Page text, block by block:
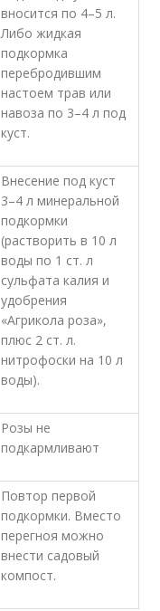
вносится по 4–5 л.
Либо жидкая
подкормка
перебродившим
настоем трав или
навоза по 3–4 л под
куст.
Внесение под куст
3–4 л минеральной
подкормки
(растворить в 10 л
воды по 1 ст. л
сульфата калия и
удобрения
«Агрикола роза»,
плюс 2 ст. л.
нитрофоски на 10 л
воды).
Розы не
подкармливают
Повтор первой
подкормки. Вместо
перегноя можно
внести садовый
компост.